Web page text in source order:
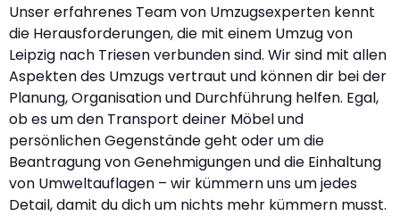
Unser erfahrenes Team von Umzugsexperten kennt
die Herausforderungen, die mit einem Umzug von
Leipzig nach Triesen verbunden sind. Wir sind mit allen
Aspekten des Umzugs vertraut und können dir bei der
Planung, Organisation und Durchführung helfen. Egal,
ob es um den Transport deiner Möbel und
persönlichen Gegenstände geht oder um die
Beantragung von Genehmigungen und die Einhaltung
von Umweltauflagen – wir kümmern uns um jedes
Detail, damit du dich um nichts mehr kümmern musst.